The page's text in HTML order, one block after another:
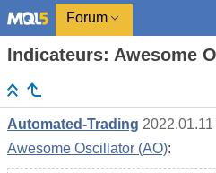
Forum
Indicateurs: Awesome
Automated-Trading
Awesome Oscillator (AO):